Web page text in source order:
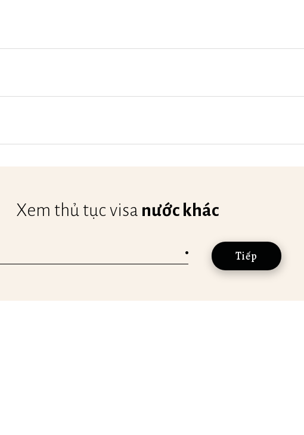
Xem thủ tục visa nước khác